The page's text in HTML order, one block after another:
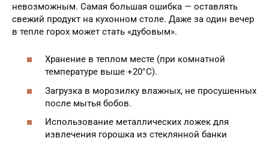
невозможным. Самая большая ошибка — оставлять
свежий продукт на кухонном столе. Даже за один вечер
в тепле горох может стать «дубовым».
Хранение в теплом месте (при комнатной
температуре выше +20°C).
Загрузка в морозилку влажных, не просушенных
после мытья бобов.
Использование металлических ложек для
извлечения горошка из стеклянной банки